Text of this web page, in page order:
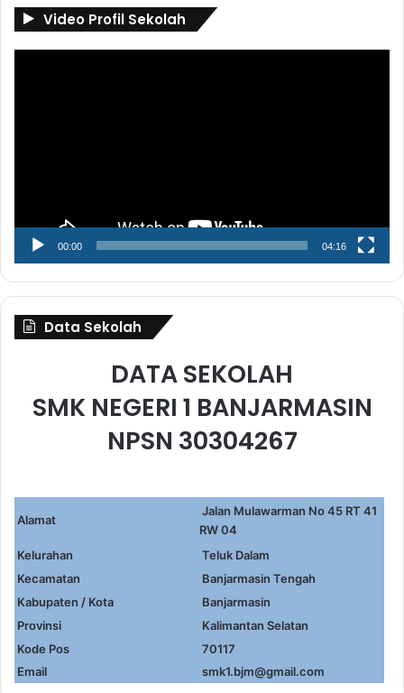
Video Profil Sekolah
00:00 04:16
Data Sekolah
DATA SEKOLAH
SMK NEGERI 1 BANJARMASIN
NPSN 30304267
Alamat
Jalan Mulawarman No 45 RT 41
RW 04
Kelurahan
Teluk Dalam
Kecamatan
Banjarmasin Tengah
Kabupaten / Kota
Banjarmasin
Provinsi
Kalimantan Selatan
Kode Pos
70117
Email
smk1.bjm@gmail.com